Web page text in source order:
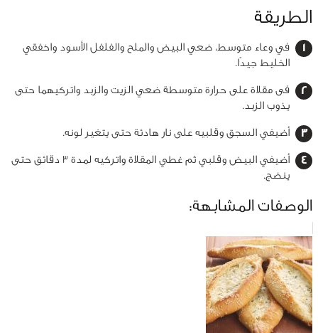
الطريقة
في وعاء متوسط، ضعي البيض والملح والفلفل الأسود واخفقي
الخليط جيدًا.
فى مقلاة على حرارة متوسطة ضعي الزيت والزبد واتركيهما حتى
يذوب الزبد.
أضيفي السجق وقلبيه على نار هادئة حتى يتغير لونه.
أضيفي البيض وقلبي ثم غطي المقلاة واتركيه لمدة 3 دقائق حتى
ينضج.
الوصفات المشابهة: